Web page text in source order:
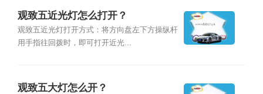
观致五近光灯怎么打开？
观致五近光灯打开方式：将方向盘左下方操纵杆
用手指往回拨时，即可打开近光...
观致五大灯怎么开？